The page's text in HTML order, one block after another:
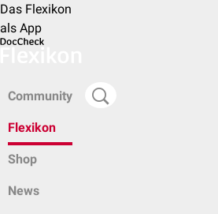
Das Flexikon
als App
Community
Flexikon
Shop
News